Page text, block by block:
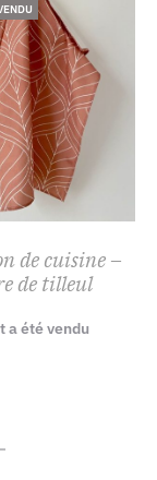
de cuisine –
de tilleul
a été vendu